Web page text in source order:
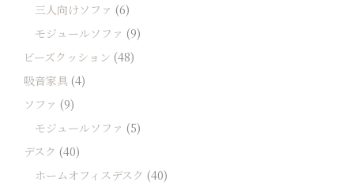
三人向けソファ (6)
モジュールソファ (9)
ビーズクッション (48)
吸音家具 (4)
ソファ (9)
モジュールソファ (5)
デスク (40)
ホームオフィスデスク (40)